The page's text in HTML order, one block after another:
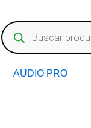
AUDIO PRO